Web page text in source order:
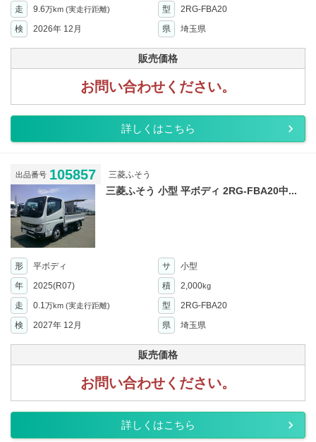
走 9.6万km (実走行距離) 型
2RG-FBA20
検
2026年 12月 県 埼玉県
販売価格
お問い合わせください。
詳しくはこちら
出品番号 105857 三菱ふそう
三菱ふそう 小型 平ボディ 2RG-FBA20中...
形 平ボディ サ
小型
年
2025(R07) 積 2,000kg
走 0.1万km (実走行距離) 型
2RG-FBA20
検
2027年 12月 県 埼玉県
販売価格
お問い合わせください。
詳しくはこちら